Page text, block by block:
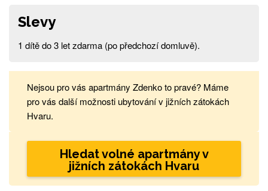
Slevy
1 dítě do 3 let zdarma (po předchozí domluvě).
Nejsou pro vás apartmány Zdenko to pravé? Máme
pro vás další možnosti ubytování v jižních zátokách
Hvaru.
Hledat volné apartmány v
jižních zátokách Hvaru